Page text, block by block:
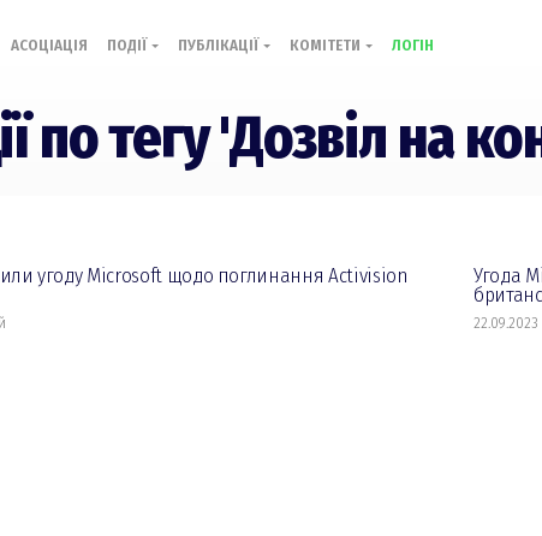
АСОЦІАЦІЯ ПОДІЇ ПУБЛІКАЦІЇ КОМІТЕТИ ЛОГІН
по тегу 'Дозвіл на
угоду Microsoft щодо поглинання Activision
Угода